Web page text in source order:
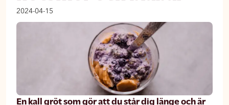
2024-04-15
En kall gröt som gör att du står dig länge och är